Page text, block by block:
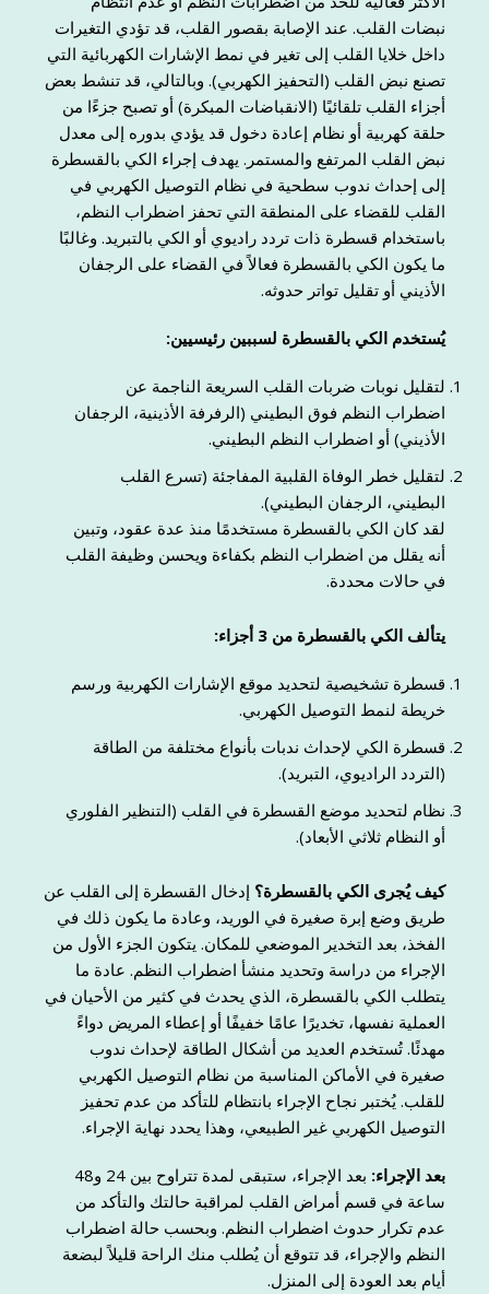
نبضات القلب. عند الإصابة بقصور القلب، قد تؤدي التغيرات
داخل خلايا القلب إلى تغير في نمط الإشارات الكهربائية التي
تصنع نبض القلب (التحفيز الكهربي). وبالتالي، قد تنشط بعض
أجزاء القلب تلقائيًا (الانقباضات المبكرة) أو تصبح جزءًا من
حلقة كهربية أو نظام إعادة دخول قد يؤدي بدوره إلى معدل
نبض القلب المرتفع والمستمر. يهدف إجراء الكي بالقسطرة
إلى إحداث ندوب سطحية في نظام التوصيل الكهربي في
القلب للقضاء على المنطقة التي تحفز اضطراب النظم،
باستخدام قسطرة ذات تردد راديوي أو الكي بالتبريد. وغالبًا
ما يكون الكي بالقسطرة فعالاً في القضاء على الرجفان
الأذيني أو تقليل تواتر حدوثه.
يُستخدم الكي بالقسطرة لسببين رئيسيين:
لتقليل نوبات ضربات القلب السريعة الناجمة عن
اضطراب النظم فوق البطيني (الرفرفة الأذينية، الرجفان
الأذيني) أو اضطراب النظم البطيني.
لتقليل خطر الوفاة القلبية المفاجئة (تسرع القلب
البطيني، الرجفان البطيني).
لقد كان الكي بالقسطرة مستخدمًا منذ عدة عقود، وتبين
أنه يقلل من اضطراب النظم بكفاءة ويحسن وظيفة القلب
في حالات محددة.
يتألف الكي بالقسطرة من 3 أجزاء:
قسطرة تشخيصية لتحديد موقع الإشارات الكهربية ورسم
خريطة لنمط التوصيل الكهربي.
قسطرة الكي لإحداث ندبات بأنواع مختلفة من الطاقة
(التردد الراديوي، التبريد).
نظام لتحديد موضع القسطرة في القلب (التنظير الفلوري
أو النظام ثلاثي الأبعاد).
كيف يُجرى الكي بالقسطرة؟ إدخال القسطرة إلى القلب عن
طريق وضع إبرة صغيرة في الوريد، وعادة ما يكون ذلك في
الفخذ، بعد التخدير الموضعي للمكان. يتكون الجزء الأول من
الإجراء من دراسة وتحديد منشأ اضطراب النظم. عادة ما
يتطلب الكي بالقسطرة، الذي يحدث في كثير من الأحيان في
العملية نفسها، تخديرًا عامًا خفيفًا أو إعطاء المريض دواءً
مهدئًا. تُستخدم العديد من أشكال الطاقة لإحداث ندوب
صغيرة في الأماكن المناسبة من نظام التوصيل الكهربي
للقلب. يُختبر نجاح الإجراء بانتظام للتأكد من عدم تحفيز
التوصيل الكهربي غير الطبيعي، وهذا يحدد نهاية الإجراء.
بعد الإجراء:
بعد الإجراء، ستبقى لمدة تتراوح بين 24 و48
ساعة في قسم أمراض القلب لمراقبة حالتك والتأكد من
عدم تكرار حدوث اضطراب النظم. وبحسب حالة اضطراب
النظم والإجراء، قد تتوقع أن يُطلب منك الراحة قليلاً لبضعة
أيام بعد العودة إلى المنزل.